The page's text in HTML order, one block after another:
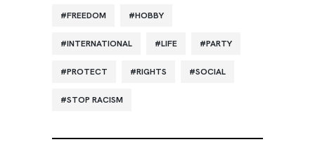
FREEDOM HOBBY
INTERNATIONAL LIFE PARTY
PROTECT RIGHTS SOCIAL
STOP RACISM